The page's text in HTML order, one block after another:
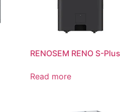
RENOSEM RENO S-Plus
Read more